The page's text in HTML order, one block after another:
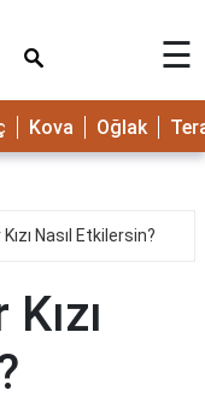
☰
Kova Oğlak
Nasıl Etkilersin?